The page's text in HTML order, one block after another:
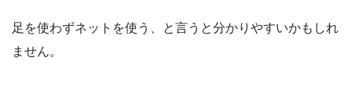
足を使わずネットを使う、と言うと分かりやすいかもしれ
ません。